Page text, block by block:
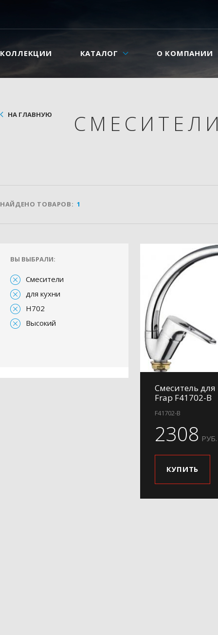
КОЛЛЕКЦИИ КАТАЛОГ О КОМПАНИИ
НА ГЛАВНУЮ
НАЙДЕНО ТОВАРОВ: 1
ВЫ ВЫБРАЛИ:
Смесители
для кухни
H702
Высокий
Смеситель для
Frap F41702-B
F41702-B
2308 РУБ.
КУПИТЬ